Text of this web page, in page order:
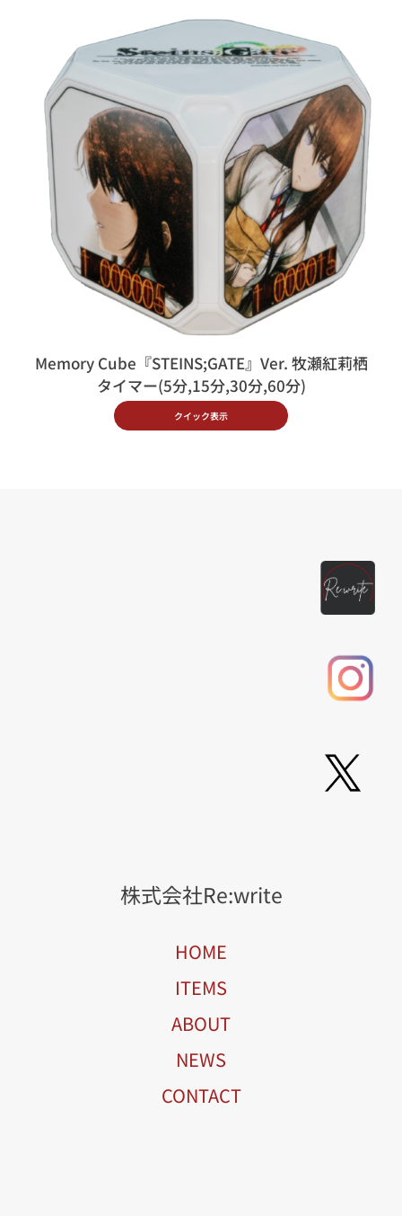
Memory Cube『STEINS;GATE』Ver. 牧瀬紅莉栖
タイマー(5分,15分,30分,60分)
クイック表示
株式会社Re:write
HOME
ITEMS
ABOUT
NEWS
CONTACT